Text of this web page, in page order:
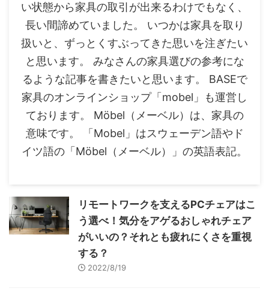
い状態から家具の取引が出来るわけでもなく、
長い間諦めていました。 いつかは家具を取り
扱いと、ずっとくすぶってきた思いを注ぎたい
と思います。 みなさんの家具選びの参考にな
るような記事を書きたいと思います。 BASEで
家具のオンラインショップ「mobel」も運営し
ております。 Möbel（メーベル）は、家具の
意味です。 「Mobel」はスウェーデン語やド
イツ語の「Möbel（メーベル）」の英語表記。
リモートワークを支えるPCチェアはこ
う選べ！気分をアゲるおしゃれチェア
がいいの？それとも疲れにくさを重視
する？
2022/8/19